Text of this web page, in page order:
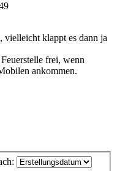
klappt es dann ja
frei, wenn
ankommen.